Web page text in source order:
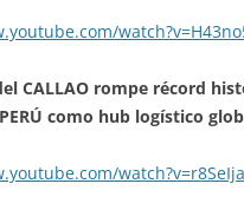
CALLAO rompe récord
como hub logístico